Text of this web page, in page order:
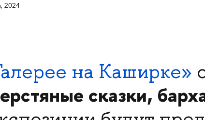
2024
на Каширке»
сказки,